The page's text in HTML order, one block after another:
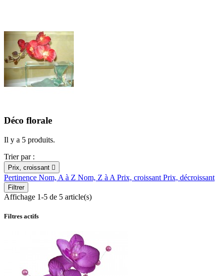
Déco florale
Il y a 5 produits.
Trier par :
Prix, croissant 
Pertinence Nom, A à Z Nom, Z à A Prix, croissant Prix, décroissant
Filtrer
Affichage 1-5 de 5 article(s)
Filtres actifs